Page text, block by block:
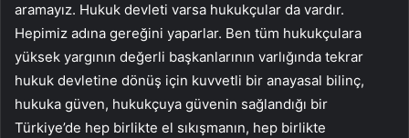
aramayız. Hukuk devleti varsa hukukçular da vardır.
Hepimiz adına gereğini yaparlar. Ben tüm hukukçulara
yüksek yargının değerli başkanlarının varlığında tekrar
hukuk devletine dönüş için kuvvetli bir anayasal bilinç,
hukuka güven, hukukçuya güvenin sağlandığı bir
Türkiye’de hep birlikte el sıkışmanın, hep birlikte